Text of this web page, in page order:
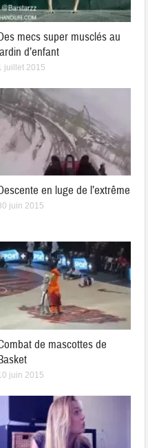
mecs super musclés au
d’enfant
juillet 2015
en luge de l’extrême
juin 2015
de mascottes de
juin 2015